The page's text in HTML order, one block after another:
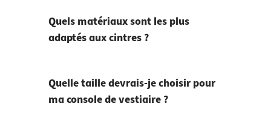
Quels matériaux sont les plus
adaptés aux cintres ?
Quelle taille devrais-je choisir pour
ma console de vestiaire ?